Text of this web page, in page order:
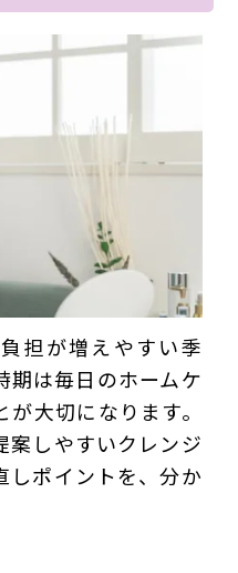
担が増えやすい季
期は毎日のホームケ
大切になります。
案しやすいクレンジ
しポイントを、分か